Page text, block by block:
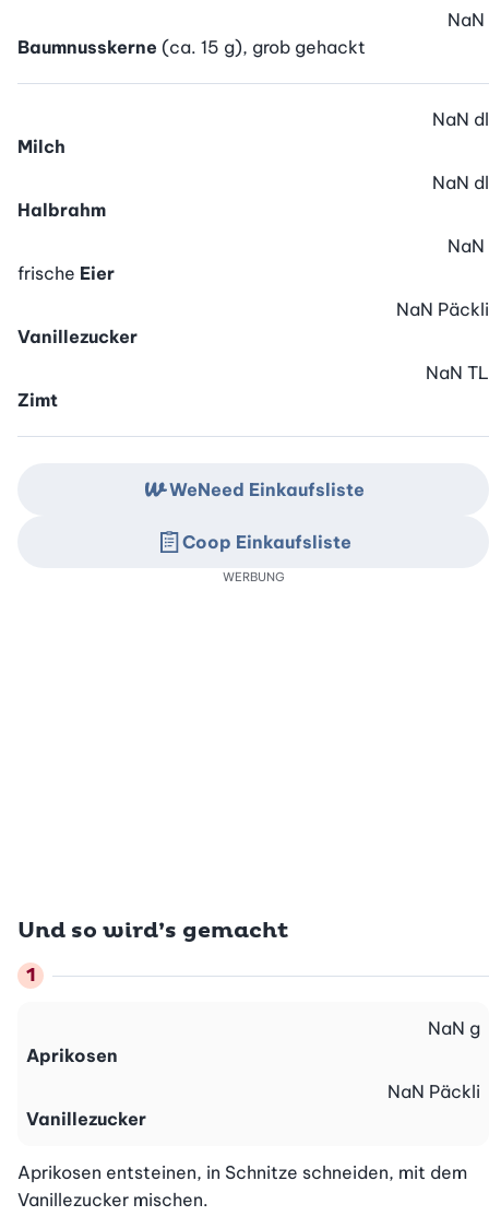
Baumnusskerne (ca. 15 g), grob gehackt
NaN
Milch
NaN dl
Halbrahm
NaN dl
frische Eier
NaN
Vanillezucker
NaN Päckli
Zimt
NaN TL
Und so wird’s gemacht
Aprikosen
NaN g
Vanillezucker
NaN Päckli
Aprikosen entsteinen, in Schnitze schneiden, mit dem
Vanillezucker mischen.
WeNeed Einkaufsliste
Coop Einkaufsliste
WERBUNG